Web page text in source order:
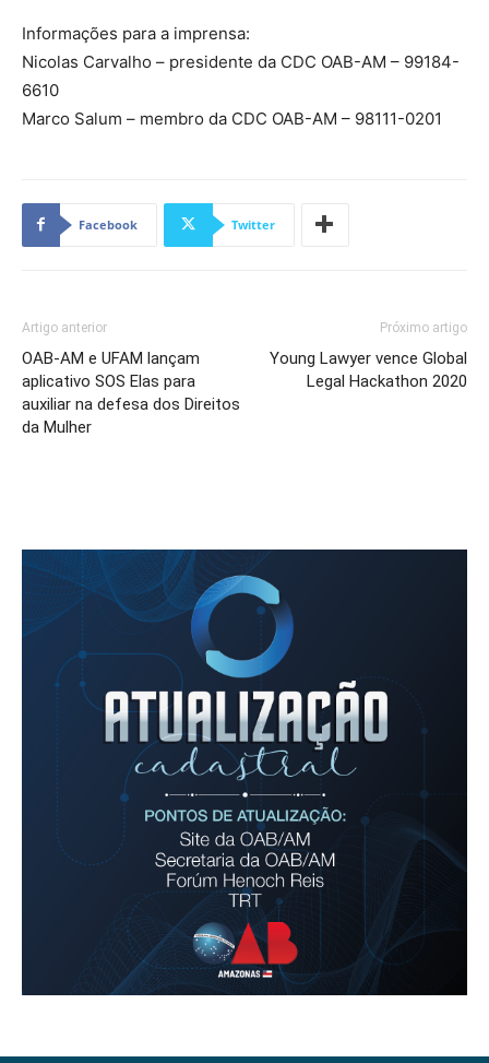
Informações para a imprensa:
Nicolas Carvalho – presidente da CDC OAB-AM – 99184-
6610
Marco Salum – membro da CDC OAB-AM – 98111-0201
Facebook Twitter
Artigo anterior
OAB-AM e UFAM lançam
aplicativo SOS Elas para
auxiliar na defesa dos Direitos
da Mulher
Próximo artigo
Young Lawyer vence Global
Legal Hackathon 2020